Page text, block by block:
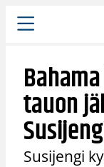
Siirry
sisältöön
tauon
Susijengi